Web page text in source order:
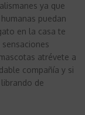
ya que
puedan
en la casa te
atrévete a
compañía y si
de